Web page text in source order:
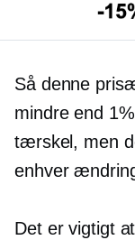
Så denne
mindre end
tærskel, men
enhver
Det er vigtigt